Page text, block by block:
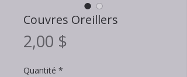
Couvres Oreillers
2,00 $
Quantité *